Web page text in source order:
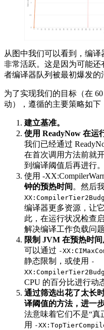
从图中我们可以看到，编译
非常活跃。这是因为可能
者编译器队列被最初爆发的
为了实现我们的目标（在
动），遵循的主要策略如下
建立基准。
使用 ReadyNow 在运
我们已经通过
在首次调用方法前就
到编译阈值后再进行。
使用 -
钟的预热时间 。然后
编译器更多资源，让
此，在运行状况检查
解决编译工作负载问题
限制 JVM 在预热时
可以通过 -
静态限制，或使用 -
CPU 的百分比进行动
通过筛选出花了太长
译阈值的方法，进一
法意味着它们不是“真
用 -